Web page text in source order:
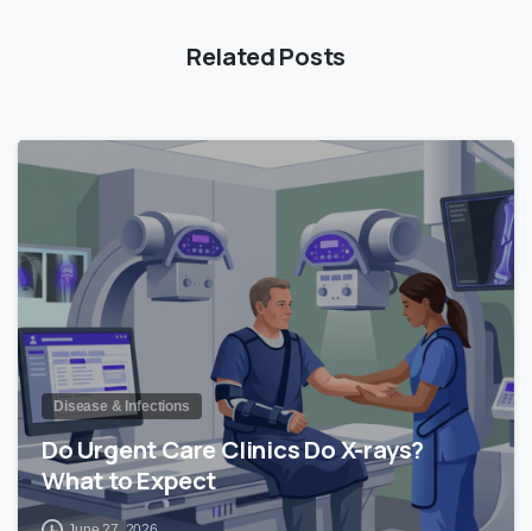
Related Posts
Disease & Infections
Do Urgent Care Clinics Do X-rays?
What to Expect